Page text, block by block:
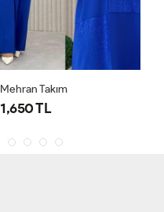
Mehran Takım
1,650 TL